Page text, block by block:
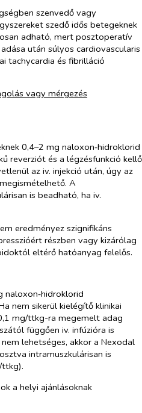
szenvedő vagy
szedő idős betegeknek
adható, mert posztoperatív
után súlyos cardiovascularis
tachycardia és fibrilláció
vagy mérgezés
0,4–2 mg naloxon‑hidroklorid
reverziót és a légzésfunkció kellő
az iv. injekció után, úgy az
A
is beadható, ha iv.
eredményez szignifikáns
részben vagy kizárólag
eltérő hatóanyag felelős.
naloxon‑hidroklorid
nem sikerül kielégítő klinikai
mg/ttkg-ra megemelt adag
függően iv. infúzióra is
lehetséges, akkor a Nexodal
intramuszkulárisan is
ttkg).
a helyi ajánlásoknak